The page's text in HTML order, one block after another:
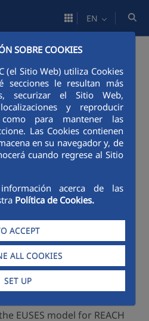
SOBRE COOKIES
(el Sitio Web) utiliza Cookies
secciones le resultan más
securizar el Sitio Web,
y reproducir
para mantener las
Las Cookies contienen
en su navegador y, de
cuando regrese al Sitio
acerca de las
Política de Cookies.
ACCEPT
ALL COOKIES
SET UP
EN
in the Environment
Assessment
parameter values,
assess the environmental
industrial nano-enabled
EUSES model for REACH